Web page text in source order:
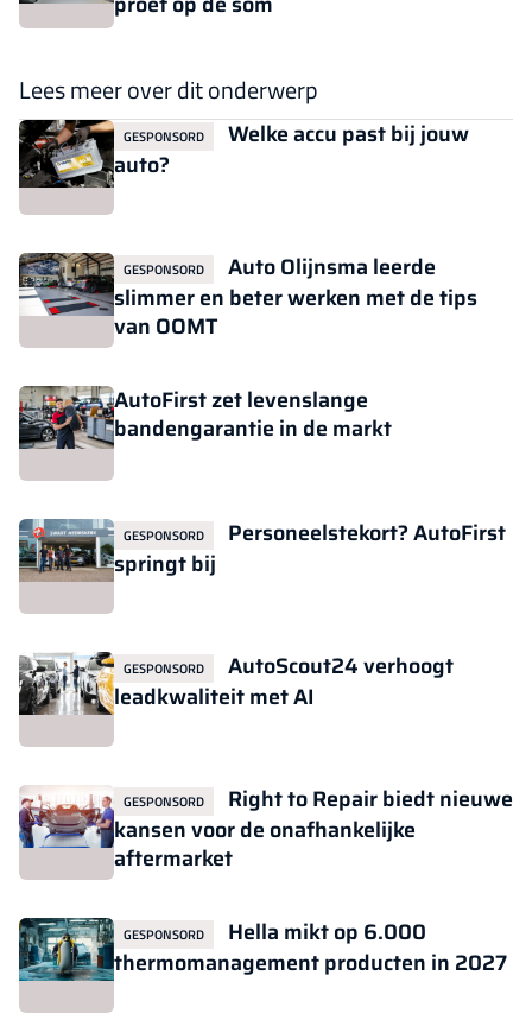
Lees meer over dit onderwerp
GESPONSORD
Welke accu past bij jouw
auto?
GESPONSORD
Auto Olijnsma leerde
slimmer en beter werken met de tips
van OOMT
AutoFirst zet levenslange
bandengarantie in de markt
GESPONSORD
Personeelstekort? AutoFirst
springt bij
GESPONSORD
AutoScout24 verhoogt
leadkwaliteit met AI
GESPONSORD
Right to Repair biedt nieuwe
kansen voor de onafhankelijke
aftermarket
GESPONSORD
Hella mikt op 6.000
thermomanagement producten in 2027